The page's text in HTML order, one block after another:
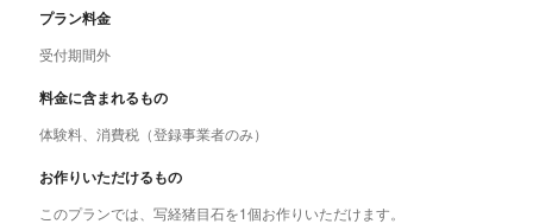
プラン料金
受付期間外
料金に含まれるもの
体験料、消費税（登録事業者のみ）
お作りいただけるもの
このプランでは、写経猪目石を1個お作りいただけます。